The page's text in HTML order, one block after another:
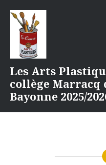
contenu
Les Arts
collège Marracq
Bayonne 2025/